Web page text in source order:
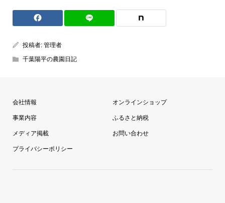
投稿者: 管理者
千葉陽平の農園日記
会社情報
事業内容
メディア掲載
プライバシーポリシー
オンラインショップ
ふるさと納税
お問い合わせ